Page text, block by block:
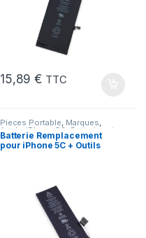
15,89€ TTC
Pieces Portable, Marques,
Apple iPhone 5C Batteries et
chargeurs,Batteries Apple
Batterie Remplacement
pour iPhone 5C + Outils